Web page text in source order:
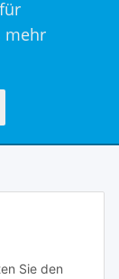
mehr
Sie den